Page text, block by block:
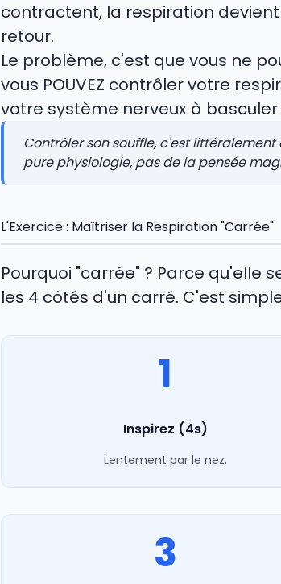
contractent, la respiration
retour.
Le problème, c'est que vous ne
vous POUVEZ contrôler votre
votre système nerveux à
Contrôler son souffle, c'est
pure physiologie, pas de la pensée
L'Exercice : Maîtriser la Respiration "Carrée"
Pourquoi "carrée" ? Parce qu'elle
les 4 côtés d'un carré. C'est
1
Inspirez (4s)
Lentement par le nez.
3